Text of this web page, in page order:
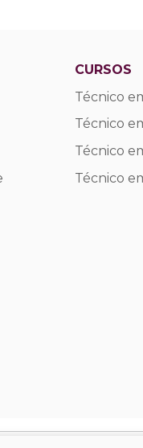
CURSOS
Técnico
Técnico
Técnico
Técnico